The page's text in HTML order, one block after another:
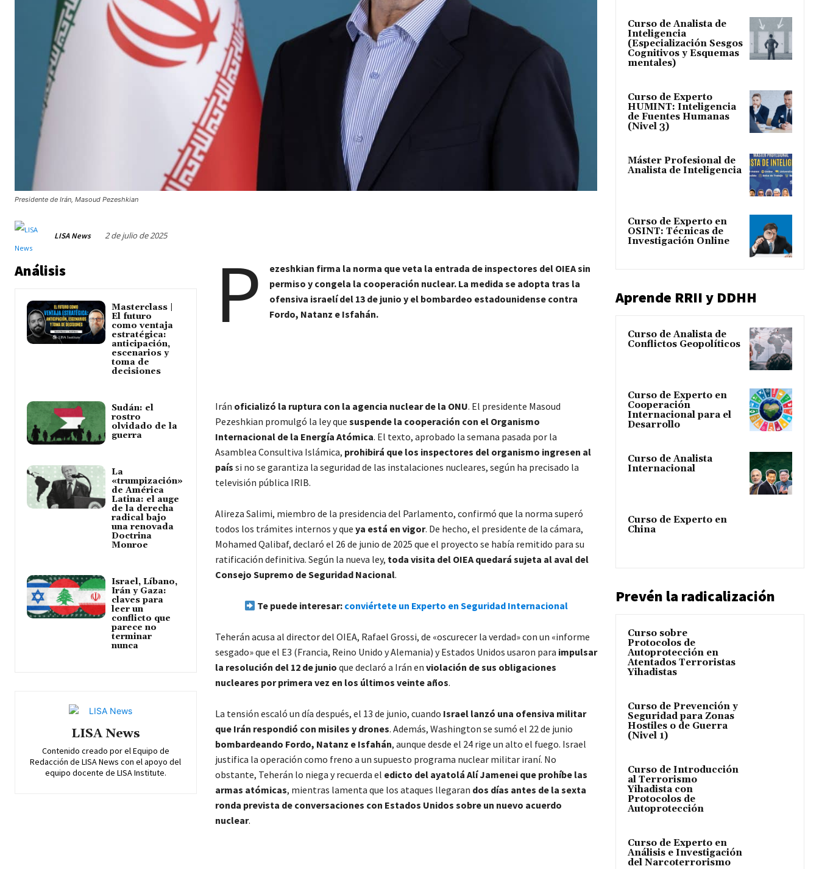
Presidente de Irán, Masoud Pezeshkian
LISA News 2 de julio de 2025
Análisis
Masterclass |
El futuro
como ventaja
estratégica:
anticipación,
escenarios y
toma de
decisiones
Sudán: el
rostro
olvidado de la
guerra
La
«trumpización»
de América
Latina: el auge
de la derecha
radical bajo
una renovada
Doctrina
Monroe
Israel, Líbano,
Irán y Gaza:
claves para
leer un
conflicto que
parece no
terminar
nunca
LISA News
Contenido creado por el Equipo de
Redacción de LISA News con el apoyo del
equipo docente de LISA Institute.
P
ezeshkian firma la norma que veta la entrada de inspectores del OIEA sin
permiso y congela la cooperación nuclear. La medida se adopta tras la
ofensiva israelí del 13 de junio y el bombardeo estadounidense contra
Fordo, Natanz e Isfahán.
Irán oficializó la ruptura con la agencia nuclear de la ONU. El presidente Masoud
Pezeshkian promulgó la ley que suspende la cooperación con el Organismo
Internacional de la Energía Atómica. El texto, aprobado la semana pasada por la
Asamblea Consultiva Islámica, prohibirá que los inspectores del organismo ingresen al
país si no se garantiza la seguridad de las instalaciones nucleares, según ha precisado la
televisión pública IRIB.
Alireza Salimi, miembro de la presidencia del Parlamento, confirmó que la norma superó
todos los trámites internos y que ya está en vigor. De hecho, el presidente de la cámara,
Mohamed Qalibaf, declaró el 26 de junio de 2025 que el proyecto se había remitido para su
ratificación definitiva. Según la nueva ley, toda visita del OIEA quedará sujeta al aval del
Consejo Supremo de Seguridad Nacional.
Te puede interesar: conviértete un Experto en Seguridad Internacional
Teherán acusa al director del OIEA, Rafael Grossi, de «oscurecer la verdad» con un «informe
sesgado» que el E3 (Francia, Reino Unido y Alemania) y Estados Unidos usaron para impulsar
la resolución del 12 de junio que declaró a Irán en violación de sus obligaciones
nucleares por primera vez en los últimos veinte años.
La tensión escaló un día después, el 13 de junio, cuando Israel lanzó una ofensiva militar
que Irán respondió con misiles y drones. Además, Washington se sumó el 22 de junio
bombardeando Fordo, Natanz e Isfahán, aunque desde el 24 rige un alto el fuego. Israel
justifica la operación como freno a un supuesto programa nuclear militar iraní. No
obstante, Teherán lo niega y recuerda el edicto del ayatolá Alí Jamenei que prohíbe las
armas atómicas, mientras lamenta que los ataques llegaran dos días antes de la sexta
ronda prevista de conversaciones con Estados Unidos sobre un nuevo acuerdo
nuclear.
Curso de Analista de
Inteligencia
(Especialización Sesgos
Cognitivos y Esquemas
mentales)
Curso de Experto
HUMINT: Inteligencia
de Fuentes Humanas
(Nivel 3)
Máster Profesional de
Analista de Inteligencia
Curso de Experto en
OSINT: Técnicas de
Investigación Online
Aprende RRII y DDHH
Curso de Analista de
Conflictos Geopolíticos
Curso de Experto en
Cooperación
Internacional para el
Desarrollo
Curso de Analista
Internacional
Curso de Experto en
China
Prevén la radicalización
Curso sobre
Protocolos de
Autoprotección en
Atentados Terroristas
Yihadistas
Curso de Prevención y
Seguridad para Zonas
Hostiles o de Guerra
(Nivel 1)
Curso de Introducción
al Terrorismo
Yihadista con
Protocolos de
Autoprotección
Curso de Experto en
Análisis e Investigación
del Narcoterrorismo